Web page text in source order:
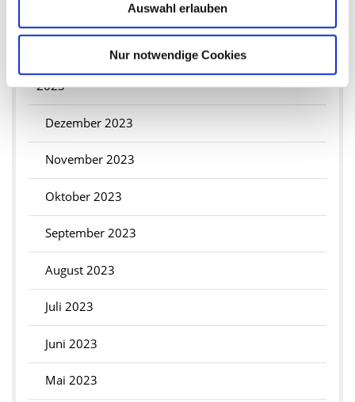
Auswahl erlauben
Nur notwendige Cookies
Januar 2024
2023
Dezember 2023
November 2023
Oktober 2023
September 2023
August 2023
Juli 2023
Juni 2023
Mai 2023